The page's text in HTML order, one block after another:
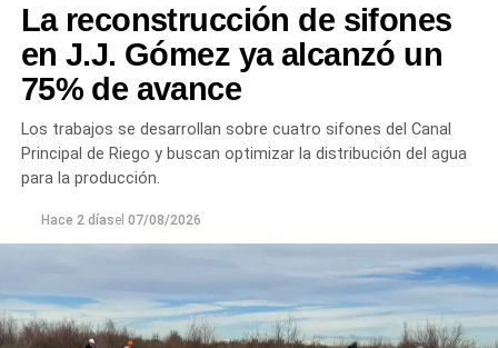
La reconstrucción de sifones
en J.J. Gómez ya alcanzó un
75% de avance
Los trabajos se desarrollan sobre cuatro sifones del Canal
Principal de Riego y buscan optimizar la distribución del agua
para la producción.
Hace 2 díasel 07/08/2026